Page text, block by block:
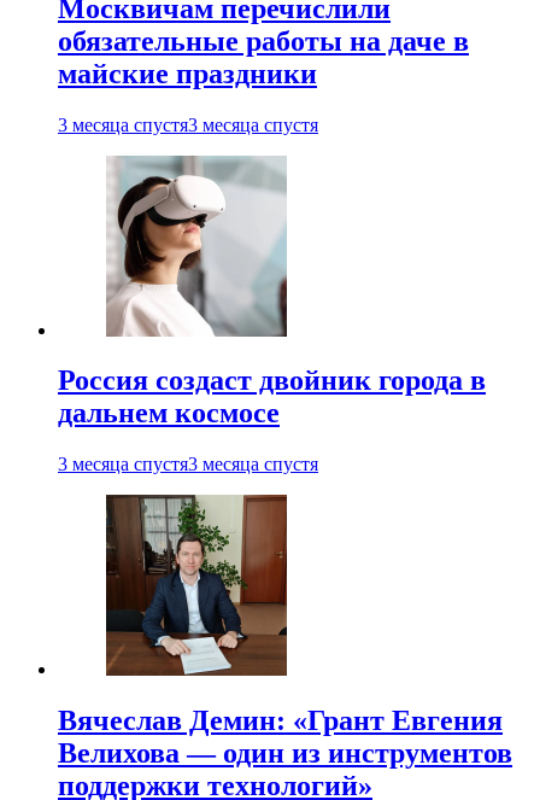
Москвичам перечислили
обязательные работы на даче в
майские праздники
3 месяца спустя3 месяца спустя
Россия создаст двойник города в
дальнем космосе
3 месяца спустя3 месяца спустя
Вячеслав Демин: «Грант Евгения
Велихова — один из инструментов
поддержки технологий»